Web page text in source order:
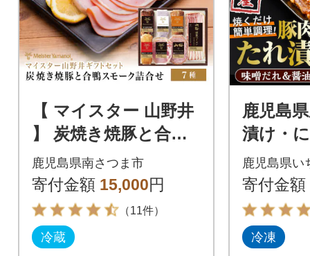
【 マイスター 山野井
】 炭焼き焼豚と合鴨
スモークの 詰め合わ
せ(7種)
鹿児島県南さつま市
寄付金額 15,000円
（11件）
冷蔵
鹿児島
漬け・
漬け セ
鹿児島県い
寄付金額
冷凍